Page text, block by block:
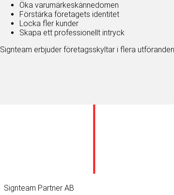
Öka varumärkeskännedomen
Förstärka företagets identitet
Locka fler kunder
Skapa ett professionellt intryck
Signteam erbjuder företagsskyltar i flera
Signteam Partner AB